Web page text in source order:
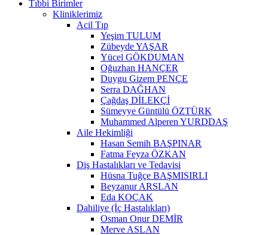
Tıbbi Birimler
Kliniklerimiz
Acil Tıp
Yeşim TULUM
Zübeyde YAŞAR
Yücel GÖKDUMAN
Oğuzhan HANÇER
Duygu Gizem PENÇE
Serra DAĞHAN
Çağdaş DİLEKÇİ
Sümeyye Güntülü ÖZTÜRK
Muhammed Alperen YURDDAŞ
Aile Hekimliği
Hasan Semih BAŞPINAR
Fatma Feyza ÖZKAN
Diş Hastalıkları ve Tedavisi
Hüsna Tuğçe BAŞMISIRLI
Beyzanur ARSLAN
Eda KOÇAK
Dahiliye (İç Hastalıkları)
Osman Onur DEMİR
Merve ASLAN